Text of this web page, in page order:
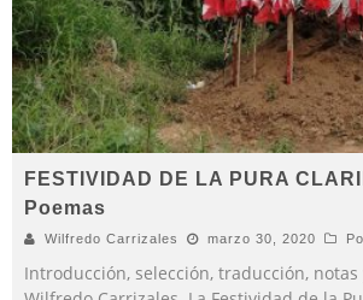
FESTIVIDAD DE LA PURA
Poemas
Wilfredo Carrizales marzo 30, 2020
Introducción, selección, traducción,